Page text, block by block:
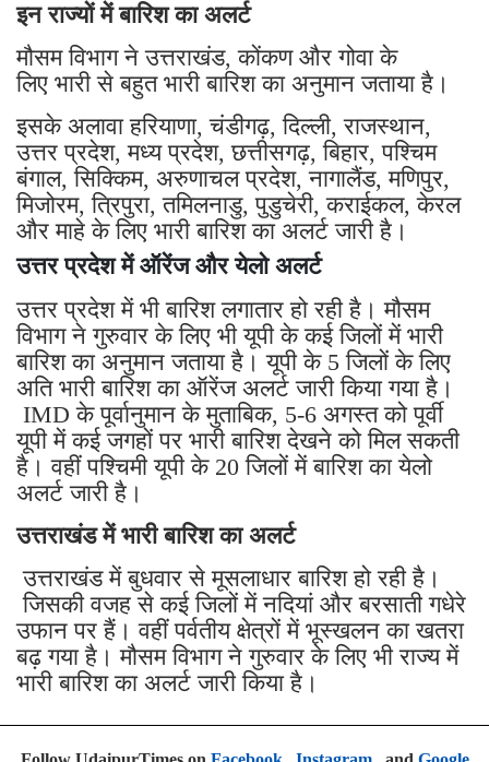
इन राज्यों में बारिश का अलर्ट
मौसम विभाग ने उत्तराखंड, कोंकण और गोवा के
लिए भारी से बहुत भारी बारिश का अनुमान जताया है।
इसके अलावा हरियाणा, चंडीगढ़, दिल्ली, राजस्थान,
उत्तर प्रदेश, मध्य प्रदेश, छत्तीसगढ़, बिहार, पश्चिम
बंगाल, सिक्किम, अरुणाचल प्रदेश, नागालैंड, मणिपुर,
मिजोरम, त्रिपुरा, तमिलनाडु, पुडुचेरी, कराईकल, केरल
और माहे के लिए भारी बारिश का अलर्ट जारी है।
उत्तर प्रदेश में ऑरेंज और येलो अलर्ट
उत्तर प्रदेश में भी बारिश लगातार हो रही है। मौसम
विभाग ने गुरुवार के लिए भी यूपी के कई जिलों में भारी
बारिश का अनुमान जताया है। यूपी के 5 जिलों के लिए
अति भारी बारिश का ऑरेंज अलर्ट जारी किया गया है।
IMD के पूर्वानुमान के मुताबिक, 5-6 अगस्त को पूर्वी
यूपी में कई जगहों पर भारी बारिश देखने को मिल सकती
है। वहीं पश्चिमी यूपी के 20 जिलों में बारिश का येलो
अलर्ट जारी है।
उत्तराखंड में भारी बारिश का अलर्ट
उत्तराखंड में बुधवार से मूसलाधार बारिश हो रही है।
जिसकी वजह से कई जिलों में नदियां और बरसाती गधेरे
उफान पर हैं। वहीं पर्वतीय क्षेत्रों में भूस्खलन का खतरा
बढ़ गया है। मौसम विभाग ने गुरुवार के लिए भी राज्य में
भारी बारिश का अलर्ट जारी किया है।